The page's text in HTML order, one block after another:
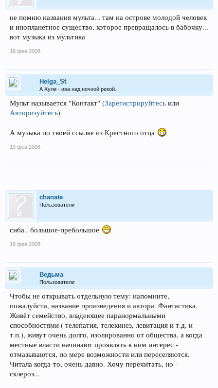
не помню названия мульта... там на острове молодой человек
и инопланетное существо, которое превращалось в бабочку...
вот музыка из мультика
18 фев 2008
Helga_St
А Хули - ива над ночной рекой.
Мульт называется "Контакт" (Зарегистрируйтесь или
Авторизуйтесь)
А музыка по твоей ссылке из Крестного отца
19 фев 2008
chanate
Пользователи
сиба.. большое-пребольшое
19 фев 2008
Ведьма
Пользователи
Чтобы не открывать отдельную тему: напомните,
пожалуйста, название произведения и автора. Фантастика.
Живёт семейство, владеющее паранормальными
способностями ( телепатия, телекинез, левитация и т.д. и
т.п.), живут очень долго, изолированно от общества, а когда
местные власти начинают проявлять к ним интерес -
отмазываются, по мере возможности или переселяются.
Читала когда-то, очень давно. Хочу перечитать, но -
склероз...